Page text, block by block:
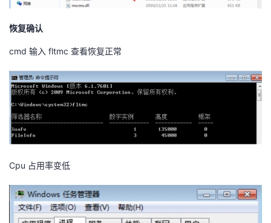
恢复确认
cmd 输入 fltmc 查看恢复正常
Cpu 占用率变低